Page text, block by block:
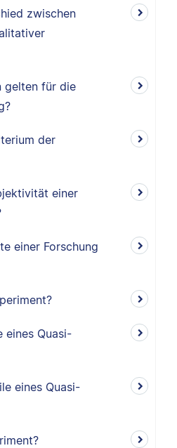
zwischen
gelten für die
der
einer
einer Forschung
eines Quasi-
eines Quasi-